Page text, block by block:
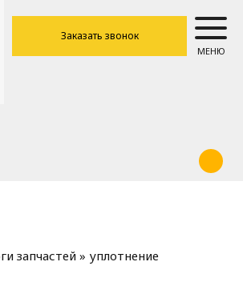
Заказать звонок
МЕНЮ
запчастей » уплотнение